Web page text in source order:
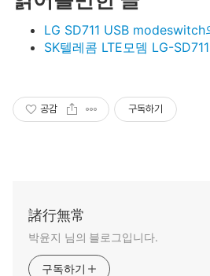
LG SD711 USB modeswitch
SK텔레콤 LTE모뎀 LG-
공감 구독하기
諸行無常
박윤지‍ 님의 블로그입니다.
구독하기